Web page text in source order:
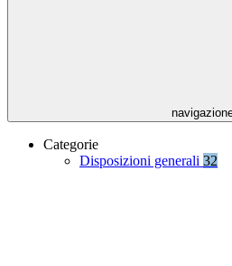
Categorie
Disposizioni generali 32